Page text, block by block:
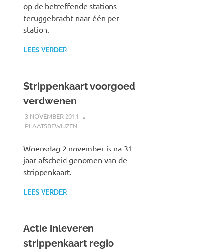
op de betreffende stations
teruggebracht naar één per
station.
LEES VERDER
Strippenkaart voorgoed
verdwenen
3 NOVEMBER 2011
PLAATSBEWIJZEN
Woensdag 2 november is na 31
jaar afscheid genomen van de
strippenkaart.
LEES VERDER
Actie inleveren
strippenkaart regio